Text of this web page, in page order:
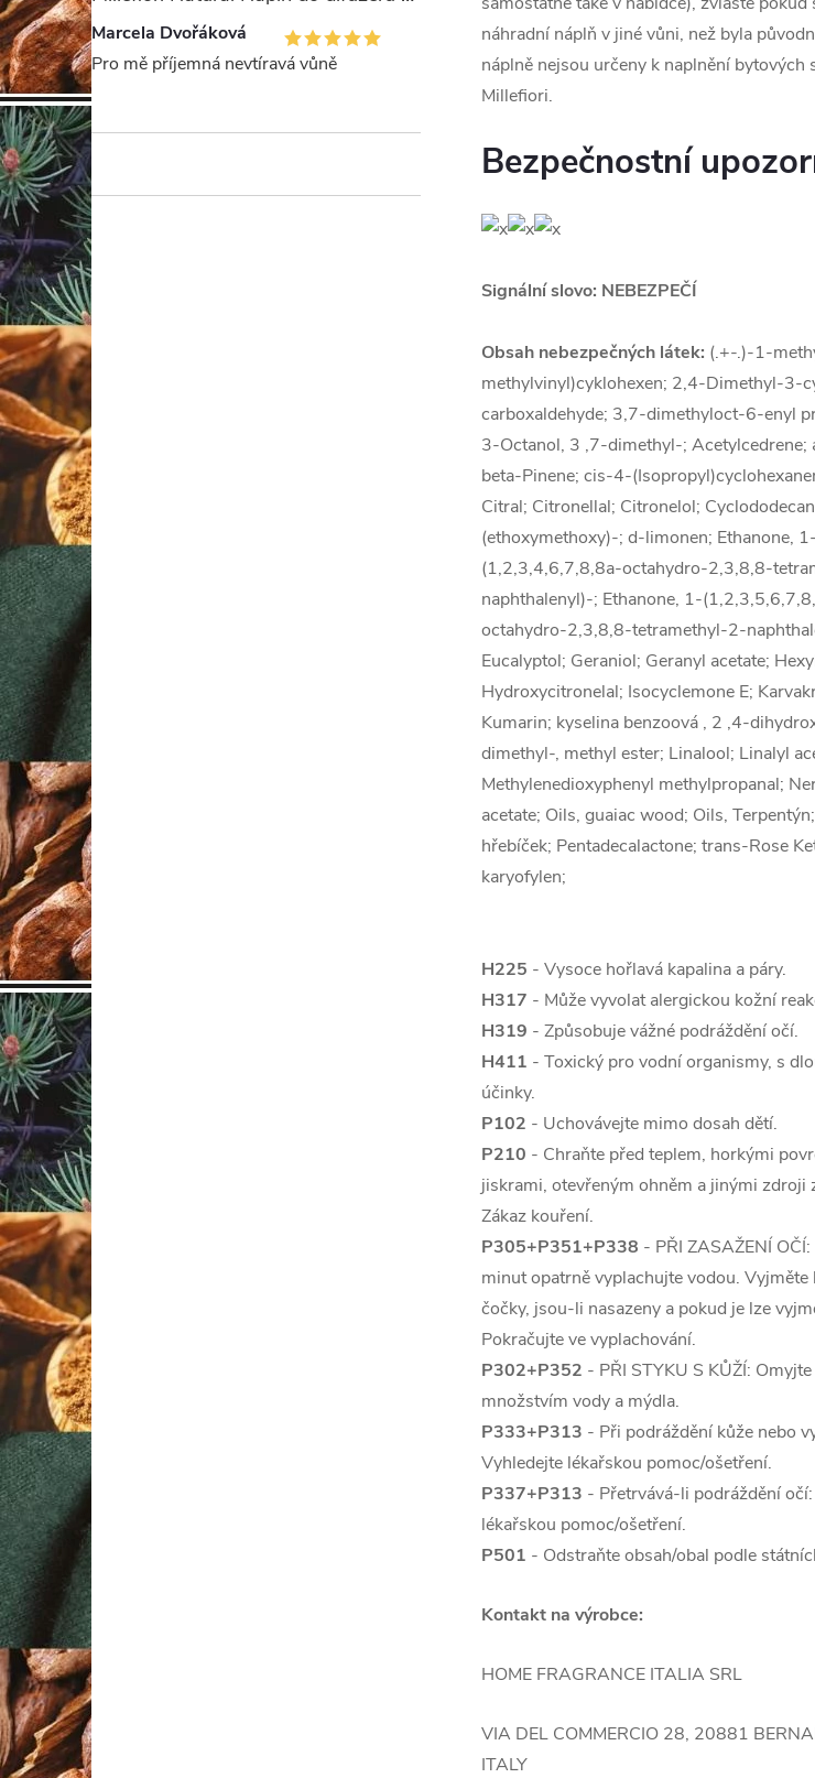
Marcela Dvořáková
Pro mě příjemná nevtíravá vůně
náhradní náplň v jiné vůni, než byla
náplně nejsou určeny k naplnění bytových
Millefiori.
Bezpečnostní
Signální slovo: NEBEZPEČÍ
Obsah nebezpečných látek: (.+-.)-1-
methylvinyl)cyklohexen; 2,4-Dimethyl-3-
carboxaldehyde; 3,7-dimethyloct-6-enyl
3-Octanol, 3 ,7-dimethyl-; Acetylcedrene;
beta-Pinene; cis-4-
Citral; Citronellal; Citronelol;
(ethoxymethoxy)-; d-limonen; Ethanone, 1-
(1,2,3,4,6,7,8,8a-octahydro-2,3,8,8-
naphthalenyl)-; Ethanone, 1-
octahydro-2,3,8,8-tetramethyl-2-
Eucalyptol; Geraniol; Geranyl acetate;
Hydroxycitronelal; Isocyclemone E;
Kumarin; kyselina benzoová , 2 ,4-
dimethyl-, methyl ester; Linalool; Linalyl
Methylenedioxyphenyl methylpropanal;
acetate; Oils, guaiac wood; Oils,
hřebíček; Pentadecalactone; trans-Rose
karyofylen;
H225 - Vysoce hořlavá kapalina a páry.
H317 - Může vyvolat alergickou kožní
H319 - Způsobuje vážné podráždění očí.
H411 - Toxický pro vodní organismy, s
účinky.
P102 - Uchovávejte mimo dosah dětí.
P210 - Chraňte před teplem, horkými
jiskrami, otevřeným ohněm a jinými zdroji
Zákaz kouření.
P305+P351+P338 - PŘI ZASAŽENÍ
minut opatrně vyplachujte vodou. Vyjměte
čočky, jsou-li nasazeny a pokud je lze
Pokračujte ve vyplachování.
P302+P352 - PŘI STYKU S KŮŽÍ:
množstvím vody a mýdla.
P333+P313 - Při podráždění kůže nebo
Vyhledejte lékařskou pomoc/ošetření.
P337+P313 - Přetrvává-li podráždění
lékařskou pomoc/ošetření.
P501 - Odstraňte obsah/obal podle
Kontakt na výrobce:
HOME FRAGRANCE ITALIA SRL
VIA DEL COMMERCIO 28, 20881
ITALY